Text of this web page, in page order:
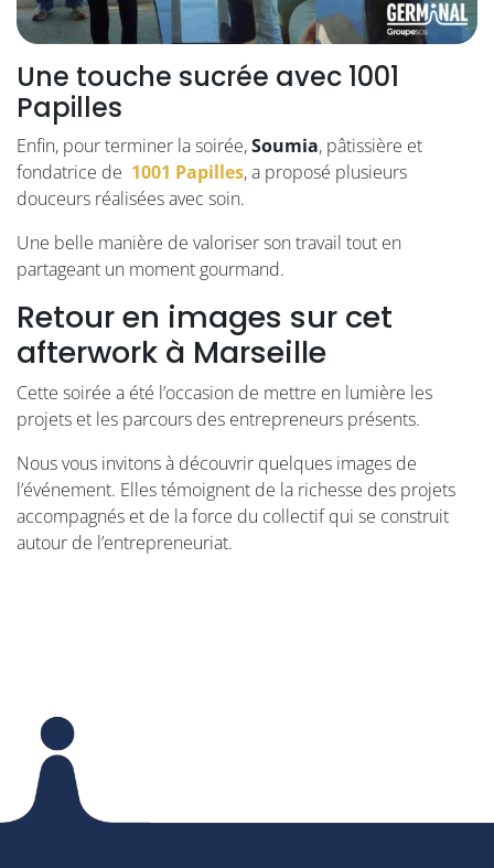
Une touche sucrée avec 1001
Papilles
Enfin, pour terminer la soirée,Soumia, pâtissière et
fondatrice de 1001 Papilles, a proposé plusieurs
douceurs réalisées avec soin.
Une belle manière de valoriser son travail tout en
partageant un moment gourmand.
Retour en images sur cet
afterwork à Marseille
Cette soirée a été l’occasion de mettre en lumière les
projets et les parcours des entrepreneurs présents.
Nous vous invitons à découvrir quelques images de
l’événement. Elles témoignent de la richesse des projets
accompagnés et de la force du collectif qui se construit
autour de l’entrepreneuriat.